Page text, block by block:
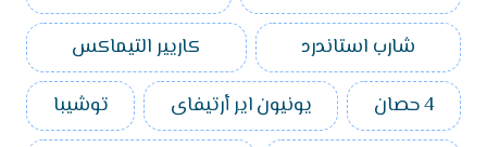
شارب استاندرد
كاريير التيماكس
4 حصان
يونيون اير أرتيفاى
توشيبا